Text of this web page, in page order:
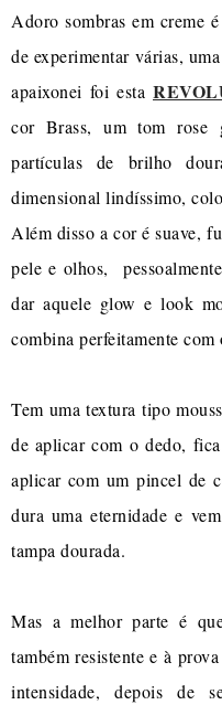
Adoro sombras em creme
de experimentar várias,
apaixonei foi esta
cor Brass, um tom rose
partículas de brilho
dimensional lindíssimo,
Além disso a cor é suave,
pele e olhos,
dar aquele glow e look
combina perfeitamente com
Tem uma textura tipo
de aplicar com o dedo,
aplicar com um pincel de
dura uma eternidade e
tampa dourada.
Mas a melhor parte é
também resistente e à
intensidade, depois de